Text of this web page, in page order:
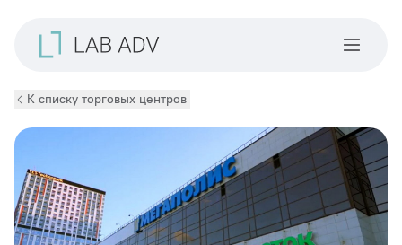
К списку торговых центров